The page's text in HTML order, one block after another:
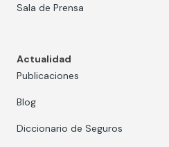
Sala de Prensa
Actualidad
Publicaciones
Blog
Diccionario de Seguros